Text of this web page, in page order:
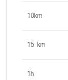
10km
15 km
1h